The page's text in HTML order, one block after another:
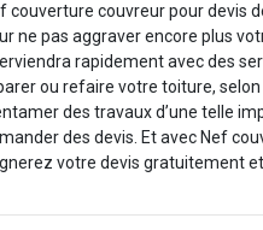
couverture couvreur pour devis
ne pas aggraver encore plus
rapidement avec des
ou refaire votre toiture,
des travaux d’une telle
des devis. Et avec Nef
votre devis gratuitement